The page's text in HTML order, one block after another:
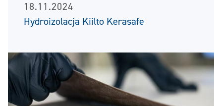
18.11.2024
Hydroizolacja Kiilto Kerasafe